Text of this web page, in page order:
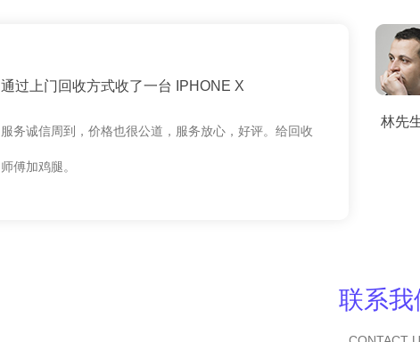
通过上门回收方式收了一台 IPHONE X
服务诚信周到，价格也很公道，服务放心，好评。给回收
师傅加鸡腿。
林先
联系我